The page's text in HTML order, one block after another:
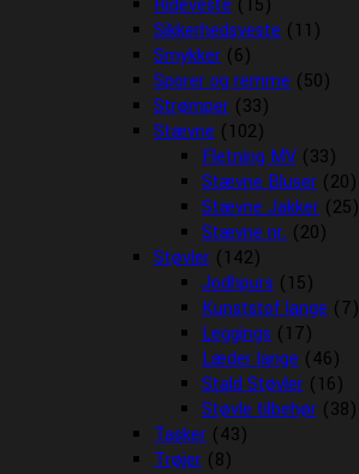
Rideveste (15)
Sikkerhedsveste (11)
Smykker (6)
Sporer og remme (50)
Strømper (33)
Stævne (102)
Fletning MV (33)
Stævne Bluser (20)
Stævne Jakker (25)
Stævne nr. (20)
Støvler (142)
Jodhpurs (15)
Kunststof lange (7)
Leggings (17)
Læder lange (46)
Stald Støvler (16)
Støvle tilbehør (38)
Tasker (43)
Trøjer (8)